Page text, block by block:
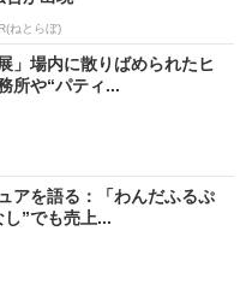
ねとらぼ)
」場内に散りばめられたヒ
所や“パティ...
アを語る：「わんだふるぷ
し”でも売上...